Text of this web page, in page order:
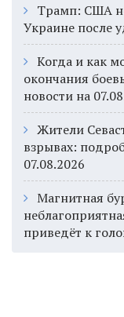
Трамп: США
Украине после
Когда и как
окончания
новости на
Жители
взрывах:
07.08.2026
Магнитная
приведёт к